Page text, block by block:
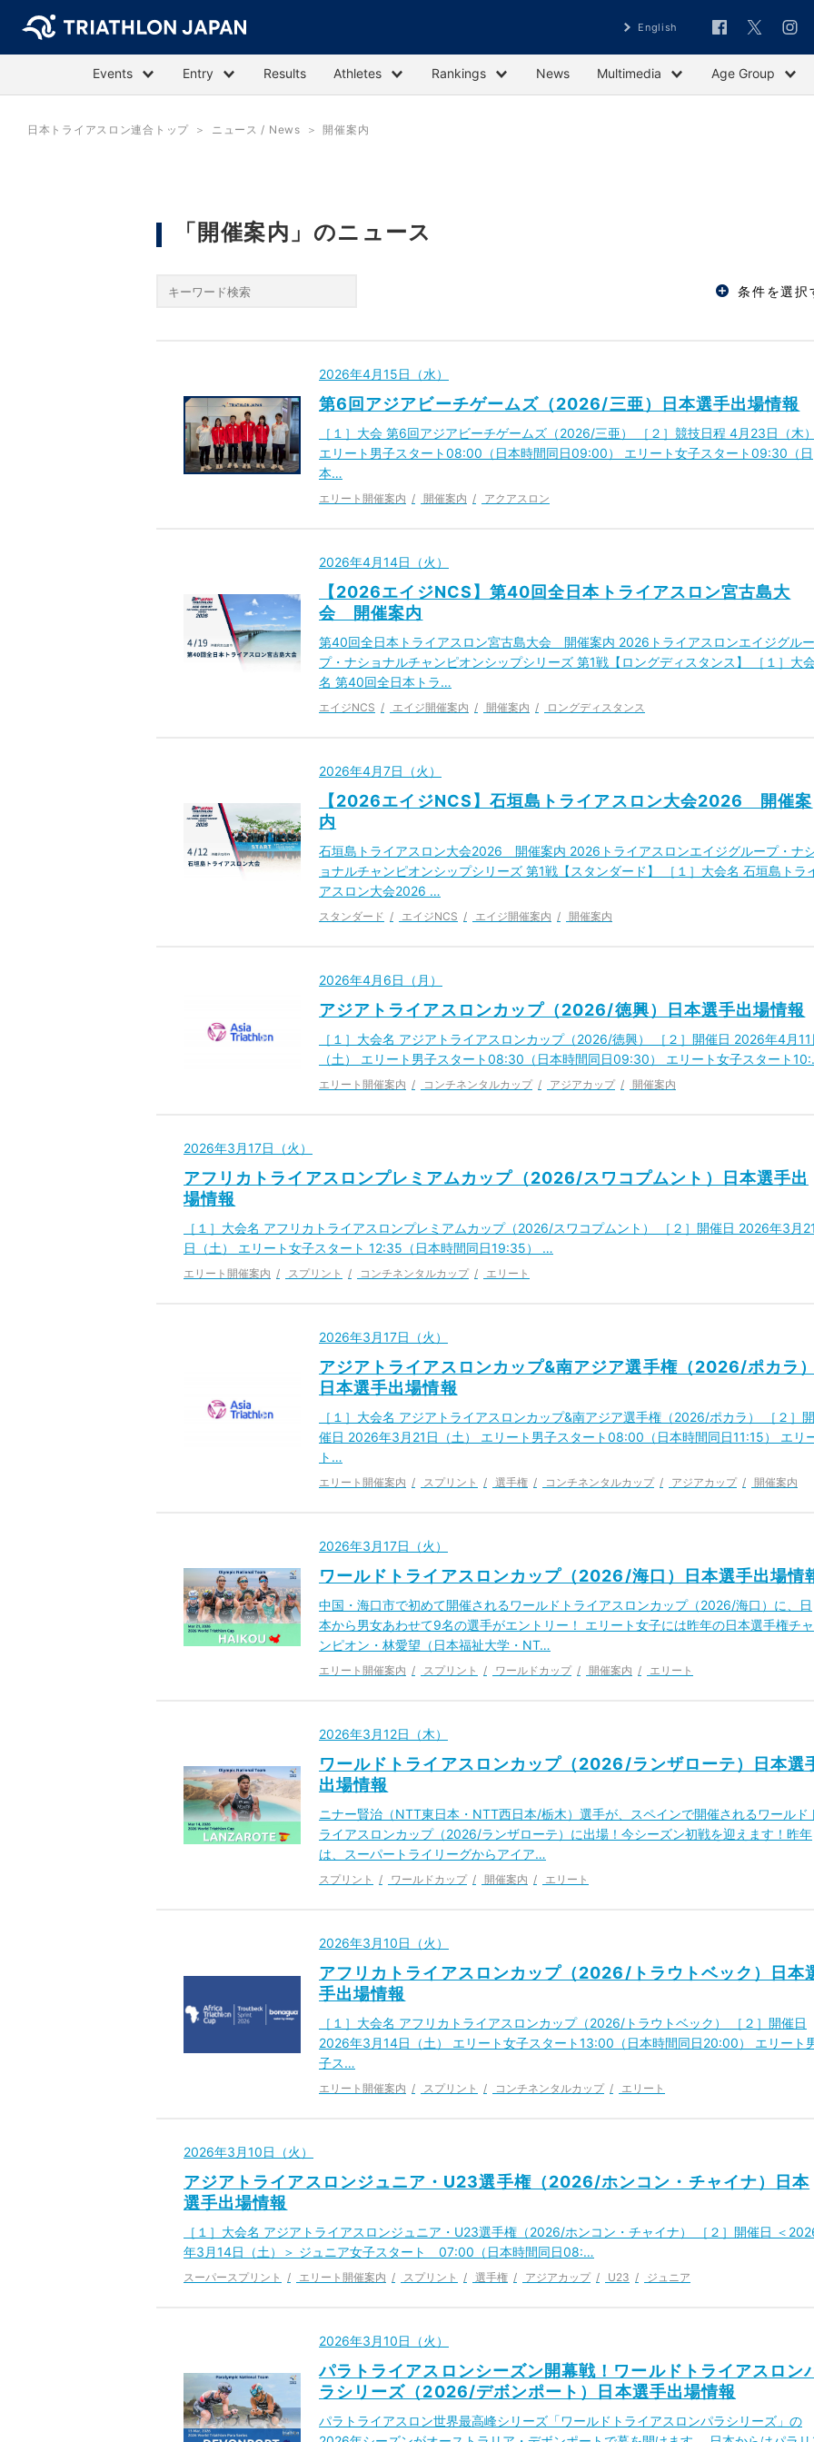
English
Events Entry Results Athletes Rankings News Multimedia Age Group
日本トライアスロン連合トップ ニュース / News 開催案内
「開催案内」のニュース
条件を選択
2026年4月15日（水）
第6回アジアビーチゲームズ（2026/三亜）日本選手出場情報
［１］大会 第6回アジアビーチゲームズ（2026/三亜） ［２］競技日程 4月23日（木）
エリート男子スタート08:00（日本時間同日09:00） エリート女子スタート09:30（日
本…
エリート開催案内 開催案内 アクアスロン
2026年4月14日（火）
【2026エイジNCS】第40回全日本トライアスロン宮古島大
会 開催案内
第40回全日本トライアスロン宮古島大会 開催案内 2026トライアスロンエイジグルー
プ・ナショナルチャンピオンシップシリーズ 第1戦【ロングディスタンス】 ［１］大
名 第40回全日本トラ…
エイジNCS エイジ開催案内 開催案内 ロングディスタンス
2026年4月7日（火）
【2026エイジNCS】石垣島トライアスロン大会2026 開催案
内
石垣島トライアスロン大会2026 開催案内 2026トライアスロンエイジグループ・ナ
ョナルチャンピオンシップシリーズ 第1戦【スタンダード】 ［１］大会名 石垣島トラ
アスロン大会2026 …
スタンダード エイジNCS エイジ開催案内 開催案内
2026年4月6日（月）
アジアトライアスロンカップ（2026/徳興）日本選手出場情報
［１］大会名 アジアトライアスロンカップ（2026/徳興） ［２］開催日 2026年4月11
（土） エリート男子スタート08:30（日本時間同日09:30） エリート女子スタート
エリート開催案内 コンチネンタルカップ アジアカップ 開催案内
2026年3月17日（火）
アフリカトライアスロンプレミアムカップ（2026/スワコプムント）日本選手出
場情報
［１］大会名 アフリカトライアスロンプレミアムカップ（2026/スワコプムント） ［２］開催日 2026年3月21
日（土） エリート女子スタート 12:35（日本時間同日19:35） …
エリート開催案内 スプリント コンチネンタルカップ エリート
2026年3月17日（火）
アジアトライアスロンカップ&南アジア選手権（2026/ポカラ）
日本選手出場情報
［１］大会名 アジアトライアスロンカップ&南アジア選手権（2026/ポカラ） ［２］開
催日 2026年3月21日（土） エリート男子スタート08:00（日本時間同日11:15） エリ
ト…
エリート開催案内 スプリント 選手権 コンチネンタルカップ アジアカップ 開催案内
2026年3月17日（火）
ワールドトライアスロンカップ（2026/海口）日本選手出場情
中国・海口市で初めて開催されるワールドトライアスロンカップ（2026/海口）に、日
本から男女あわせて9名の選手がエントリー！ エリート女子には昨年の日本選手権チャ
ンピオン・林愛望（日本福祉大学・NT…
エリート開催案内 スプリント ワールドカップ 開催案内 エリート
2026年3月12日（木）
ワールドトライアスロンカップ（2026/ランザローテ）日本選
出場情報
ニナー賢治（NTT東日本・NTT西日本/栃木）選手が、スペインで開催されるワールド
ライアスロンカップ（2026/ランザローテ）に出場！今シーズン初戦を迎えます！昨年
は、スーパートライリーグからアイア…
スプリント ワールドカップ 開催案内 エリート
2026年3月10日（火）
アフリカトライアスロンカップ（2026/トラウトベック）日本
手出場情報
［１］大会名 アフリカトライアスロンカップ（2026/トラウトベック） ［２］開催日
2026年3月14日（土） エリート女子スタート13:00（日本時間同日20:00） エリート
子ス…
エリート開催案内 スプリント コンチネンタルカップ エリート
2026年3月10日（火）
アジアトライアスロンジュニア・U23選手権（2026/ホンコン・チャイナ）日本
選手出場情報
［１］大会名 アジアトライアスロンジュニア・U23選手権（2026/ホンコン・チャイナ） ［２］開催日 ＜
年3月14日（土）＞ ジュニア女子スタート 07:00（日本時間同日08:…
スーパースプリント エリート開催案内 スプリント 選手権 アジアカップ U23 ジュニア
2026年3月10日（火）
パラトライアスロンシーズン開幕戦！ワールドトライアスロン
ラシリーズ（2026/デボンポート）日本選手出場情報
パラトライアスロン世界最高峰シリーズ「ワールドトライアスロンパラシリーズ」の